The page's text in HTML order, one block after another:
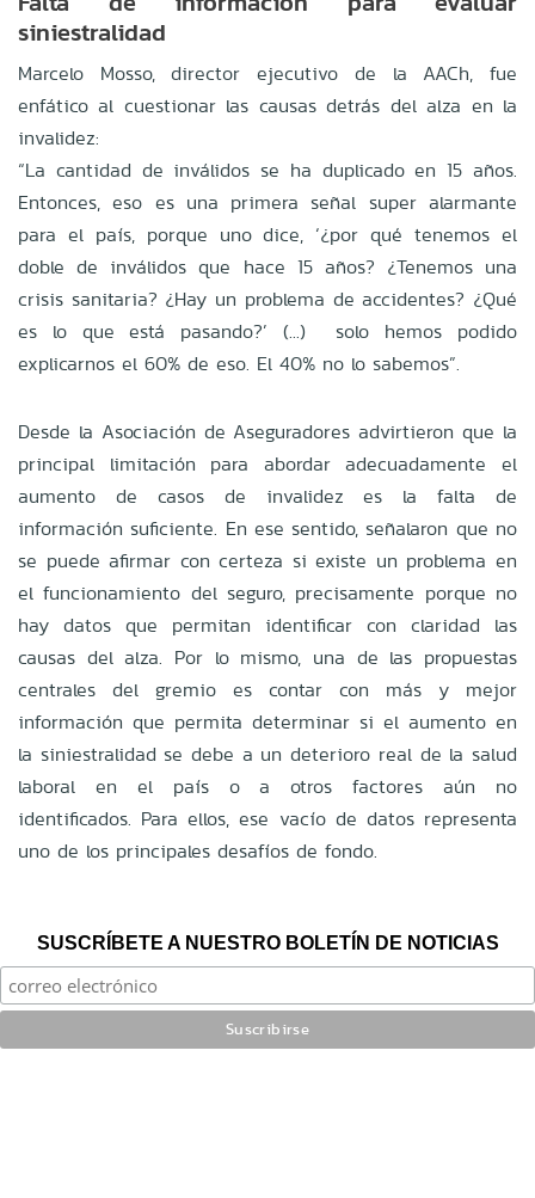
siniestralidad
Marcelo Mosso, director ejecutivo de la AACh, fue
enfático al cuestionar las causas detrás del alza en la
invalidez:
“La cantidad de inválidos se ha duplicado en 15 años.
Entonces, eso es una primera señal super alarmante
para el país, porque uno dice, ‘¿por qué tenemos el
doble de inválidos que hace 15 años? ¿Tenemos una
crisis sanitaria? ¿Hay un problema de accidentes? ¿Qué
es lo que está pasando?’ (...) solo hemos podido
explicarnos el 60% de eso. El 40% no lo sabemos”.
Desde la Asociación de Aseguradores advirtieron que la
principal limitación para abordar adecuadamente el
aumento de casos de invalidez es la falta de
información suficiente. En ese sentido, señalaron que no
se puede afirmar con certeza si existe un problema en
el funcionamiento del seguro, precisamente porque no
hay datos que permitan identificar con claridad las
causas del alza. Por lo mismo, una de las propuestas
centrales del gremio es contar con más y mejor
información que permita determinar si el aumento en
la siniestralidad se debe a un deterioro real de la salud
laboral en el país o a otros factores aún no
identificados. Para ellos, ese vacío de datos representa
uno de los principales desafíos de fondo.
SUSCRÍBETE A NUESTRO BOLETÍN DE NOTICIAS